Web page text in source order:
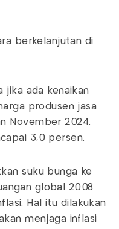
berkelanjutan di
jika ada kenaikan
produsen jasa
November 2024.
3,0 persen.
suku bunga ke
global 2008
Hal itu dilakukan
menjaga inflasi